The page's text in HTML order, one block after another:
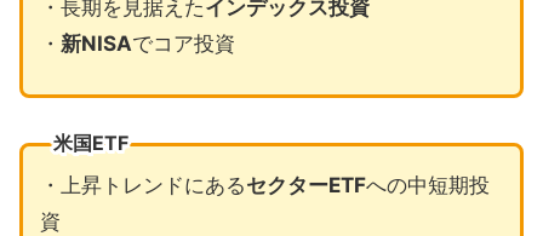
・長期を見据えたインデックス投資
・ 新NISAでコア投資
米国ETF
・上昇トレンドにあるセクターETFへの中短期投
資